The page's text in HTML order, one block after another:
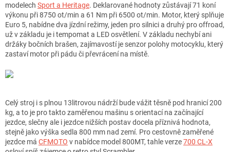
modelech Sport a Heritage. Deklarované hodnoty zůstávají 71 koní
výkonu při 8750 ot/min a 61 Nm při 6500 ot/min. Motor, který splňuje
Euro 5, nabídne dva jízdní režimy, jeden pro silnici a druhý pro offroad,
už v základu je i tempomat a LED osvětlení. V základu nechybí ani
držáky bočních brašen, zajímavostí je senzor polohy motocyklu, který
zastaví motor při pádu či převrácení na místě.
Celý stroj i s plnou 13litrovou nádrží bude vážit těsně pod hranicí 200
kg, a to je pro takto zaměřenou mašinu s orientací na začínající
jezdce, slečny ale i jezdce nižších postav docela příznivá hodnota,
stejně jako výška sedla 800 mm nad zemí. Pro cestovně zaměřené
jezdce má CFMOTO v nabídce model 800MT, tahle verze700 CL-X